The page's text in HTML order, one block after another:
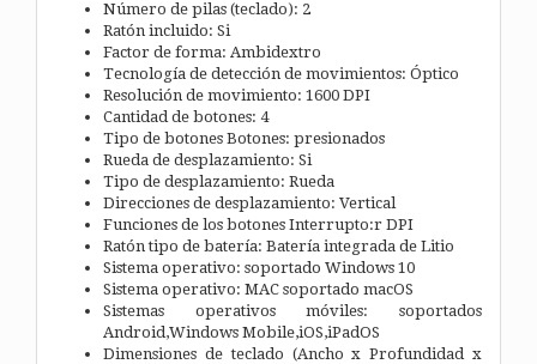
Número de pilas (teclado): 2
Ratón incluido: Si
Factor de forma: Ambidextro
Tecnología de detección de movimientos: Óptico
Resolución de movimiento: 1600 DPI
Cantidad de botones: 4
Tipo de botones Botones: presionados
Rueda de desplazamiento: Si
Tipo de desplazamiento: Rueda
Direcciones de desplazamiento: Vertical
Funciones de los botones Interrupto:r DPI
Ratón tipo de batería: Batería integrada de Litio
Sistema operativo: soportado Windows 10
Sistema operativo: MAC soportado macOS
Sistemas operativos móviles: soportados
Android,Windows Mobile,iOS,iPadOS
Dimensiones de teclado (Ancho x Profundidad x